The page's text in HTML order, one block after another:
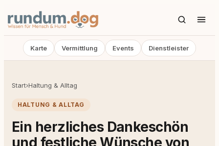
Karte Vermittlung Events Dienstleister
Start›Haltung & Alltag
HALTUNG & ALLTAG
Ein herzliches Dankeschön
und festliche Wünsche von